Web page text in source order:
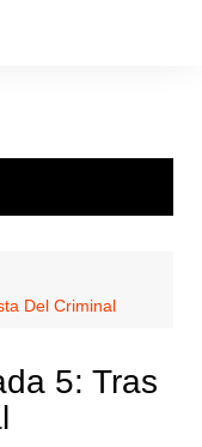
Del Criminal
5: Tras